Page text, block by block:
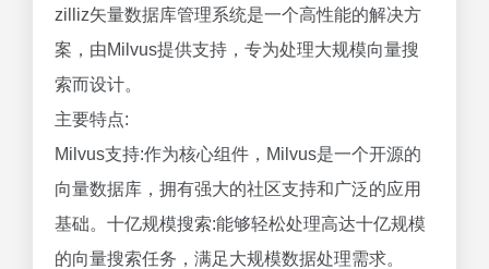
zilliz矢量数据库管理系统是一个高性能的解决方
案，由Milvus提供支持，专为处理大规模向量搜
索而设计。
主要特点:
Milvus支持:作为核心组件，Milvus是一个开源的
向量数据库，拥有强大的社区支持和广泛的应用
基础。十亿规模搜索:能够轻松处理高达十亿规模
的向量搜索任务，满足大规模数据处理需求。